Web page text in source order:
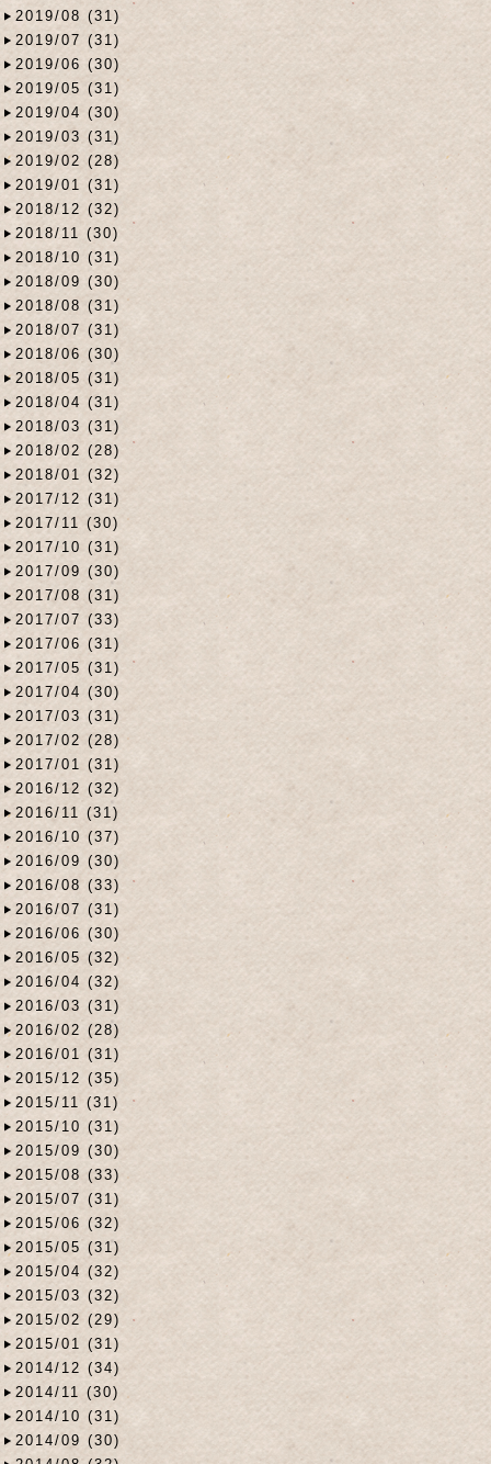
2019/08 (31)
2019/07 (31)
2019/06 (30)
2019/05 (31)
2019/04 (30)
2019/03 (31)
2019/02 (28)
2019/01 (31)
2018/12 (32)
2018/11 (30)
2018/10 (31)
2018/09 (30)
2018/08 (31)
2018/07 (31)
2018/06 (30)
2018/05 (31)
2018/04 (31)
2018/03 (31)
2018/02 (28)
2018/01 (32)
2017/12 (31)
2017/11 (30)
2017/10 (31)
2017/09 (30)
2017/08 (31)
2017/07 (33)
2017/06 (31)
2017/05 (31)
2017/04 (30)
2017/03 (31)
2017/02 (28)
2017/01 (31)
2016/12 (32)
2016/11 (31)
2016/10 (37)
2016/09 (30)
2016/08 (33)
2016/07 (31)
2016/06 (30)
2016/05 (32)
2016/04 (32)
2016/03 (31)
2016/02 (28)
2016/01 (31)
2015/12 (35)
2015/11 (31)
2015/10 (31)
2015/09 (30)
2015/08 (33)
2015/07 (31)
2015/06 (32)
2015/05 (31)
2015/04 (32)
2015/03 (32)
2015/02 (29)
2015/01 (31)
2014/12 (34)
2014/11 (30)
2014/10 (31)
2014/09 (30)